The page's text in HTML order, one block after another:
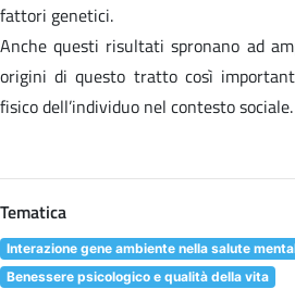
fattori genetici.
Anche questi risultati spronano ad
origini di questo tratto così
fisico dell’individuo nel contesto sociale.
Tematica
Interazione gene ambiente nella salute
Benessere psicologico e qualità della vita